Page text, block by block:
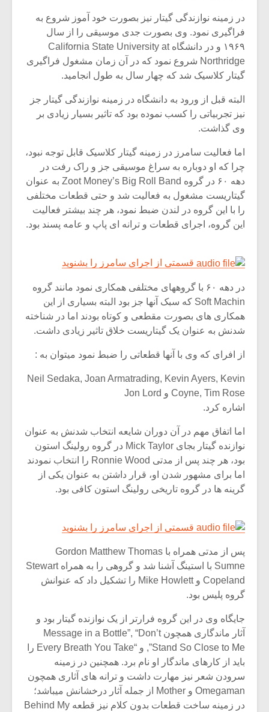
در زمینه نوازندگی گیتار نیز بصورت خود آموز شروع به
فراگیری نمود. وی بصورت جدی موسیقی را از سال
۱۹۶۹ و در دانشگاه California State University at
Northridge شروع نمود که در آن زمان مشغول فراگیری
گیتار کلاسیک شد که چهار سال به طول انجامید.
البته قبل از ورود به دانشگاه در زمینه نوازندگی گیتار جز
نیز تجربیاتی را کسب نموده بود که تاثیر بسیار زیادی بر
وی گذاشت.
اما فعالیت سامرز در زمینه گیتار کلاسیک قابل توجه نبود،
چرا که او دوباره به سراغ موسیقی جز و راک رفت در
دهه ۶۰ در گروه Zoot Money’s Big Roll Band به عنوان
گیتاریست مشغول به فعالیت شد و حتی قطعات مختلفی
را با این گروه در لندن ضبط نمود، هر چند بیشتر فعالیت
این گروه، اجرای قطعات و ترانه ای پاپ و عامه پسند بود.
قسمتی از اجرای سامرز را بشنوید
در دهه ۶۰ با گروههای مختلفی همکاری نمود مانند گروه
Soft Machin که سبک آنها جز بود البته بسیاری از این
همکاری های بصورت مقطعی و کوتاه بودند اما در شناخته
شدنش به عنوان یک گیتاریست خلاق تاثیر زیادی داشت.
از افرای که وی با آنها قطعاتی را ضبط نمود میتوان به :
Neil Sedaka, Joan Armatrading, Kevin Ayers, Kevin
Coyne, Tim Rose و Jon Lord
اشاره کرد.
اما اتفاق مهم در آن دوران شایعه انتخاب شدنش به عنوان
نوازنده گیتار بجای Mick Taylor در گروه رولینگ استون
بود، هر چند پس از مدتی Ronnie Wood را انتخاب نمودند
اما برای مشهور شدن او، قرار داشتن به عنوان یکی از
گرینه ها در گروه تاریخی رولینگ استون کافی بود.
قسمتی از اجرای سامرز را بشنوید
پس از مدتی همراه با Gordon Matthew Thomas
Sumne با استینگ آشنا شد و گروهی را به همراه Stewart
Copeland و Mike Howlett را تشکیل داد که عنوانش
گروه پلیس بود.
جایگاه وی در این گروه فرارتر از یک نوازنده گیتار بود و
آثار ماندگاری همچون Message in a Bottle”, “Don’t
Stand So Close to Me”, و “Every Breath You Take را
باید از کارهای ماندگار او نام برد. همچنین در زمینه
سرودن شعر نیز مهارت داشت و ترانه های آثاری همچون
Omegaman و Mother از جمله آثار درخشانش میباشد؛
در زمینه ساخت قطعات بدون کلام نیز قطعه Behind My
یادداشتی بر موسیقی
متن فیلم «متری
شیش و نیم»
اگر نمی توانی
مشهورترین باشی،
دوره
موسیقی
برگزار
سکانسی
موسیقی